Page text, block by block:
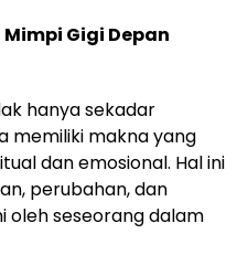
Gigi Depan
hanya sekadar
memiliki makna yang
dan emosional. Hal ini
perubahan, dan
oleh seseorang dalam